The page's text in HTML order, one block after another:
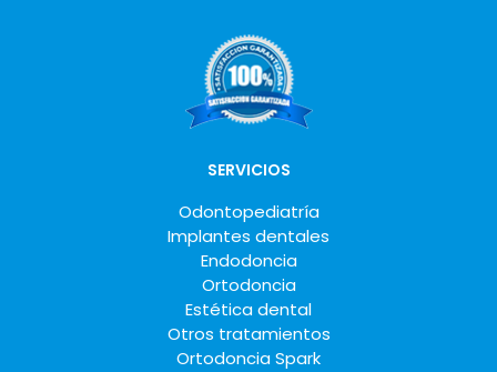
SERVICIOS
Odontopediatría
Implantes dentales
Endodoncia
Ortodoncia
Estética dental
Otros tratamientos
Ortodoncia Spark